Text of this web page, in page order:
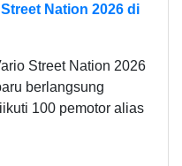
Nation 2026 di
Street Nation 2026
berlangsung
100 pemotor alias